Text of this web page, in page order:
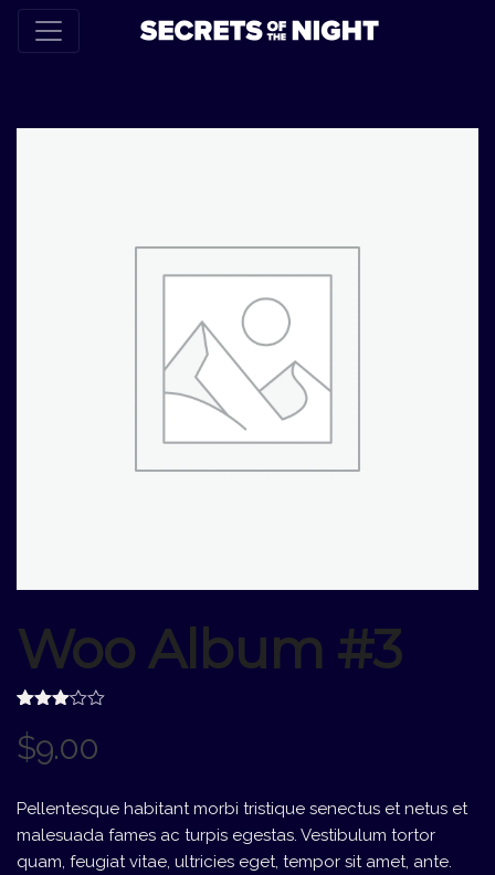
Woo Album #3
3.00
op 5
klantbeoordeling
$9.00
Pellentesque habitant morbi tristique senectus et netus et
malesuada fames ac turpis egestas. Vestibulum tortor
quam, feugiat vitae, ultricies eget, tempor sit amet, ante.